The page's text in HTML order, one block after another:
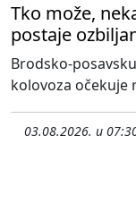
Tko može,
postaje
Brodsko-
kolovoza očekuje
03.08.2026. u